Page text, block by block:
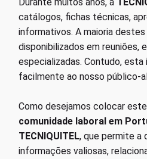
catálogos, fichas técnicas,
informativos. A maioria
disponibilizados em reuniões,
especializadas. Contudo,
facilmente ao nosso público-
Como desejamos colocar
comunidade laboral em
TECNIQUITEL, que permite a
informações valiosas,